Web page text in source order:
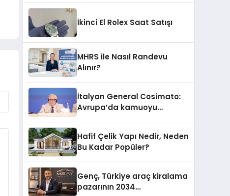
İkinci El Rolex Saat Satışı
MHRS ile Nasıl Randevu
Alınır?
İtalyan General Cosimato:
Avrupa’da kamuoyu
Hafif Çelik Yapı Nedir, Neden
Bu Kadar Popüler?
Genç, Türkiye araç kiralama
pazarının 2034